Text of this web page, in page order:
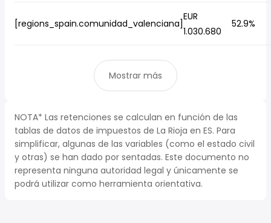
[regions_spain.comunidad_valenciana]
EUR
1.030.680
52.9%
Mostrar más
NOTA* Las retenciones se calculan en función de las
tablas de datos de impuestos de La Rioja en ES. Para
simplificar, algunas de las variables (como el estado civil
y otras) se han dado por sentadas. Este documento no
representa ninguna autoridad legal y únicamente se
podrá utilizar como herramienta orientativa.